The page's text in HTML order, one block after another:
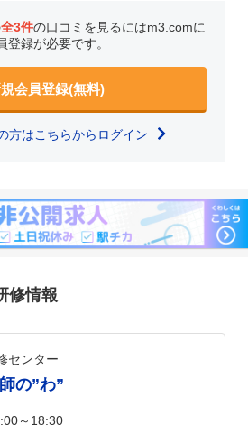
全3件の口コミを見るにはm3.comに
登録が必要です。
会員登録(無料)
方はこちらからログイン
修情報
センター
の”わ”
～18:30